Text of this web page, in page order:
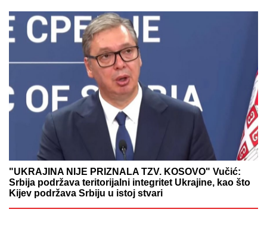
"UKRAJINA NIJE PRIZNALA TZV. KOSOVO" Vučić:
Srbija podržava teritorijalni integritet Ukrajine, kao što
Kijev podržava Srbiju u istoj stvari